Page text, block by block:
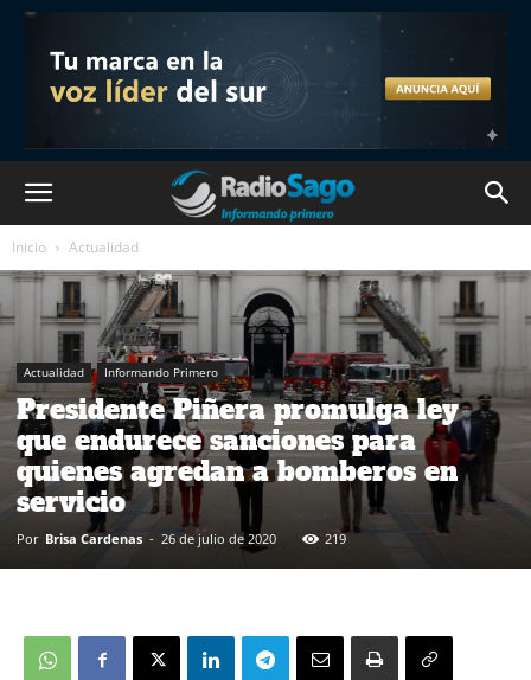
Inicio Actualidad
Actualidad Informando Primero
Presidente Piñera promulga ley
que endurece sanciones para
quienes agredan a bomberos en
servicio
Por Brisa Cardenas - 26 de julio de 2020 219